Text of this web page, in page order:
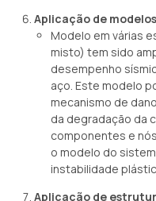
Aplicação de
Modelo em várias
misto) tem sido
desempenho
aço. Este modelo
mecanismo de
da degradação da
componentes e
o modelo do
instabilidade
Aplicação de